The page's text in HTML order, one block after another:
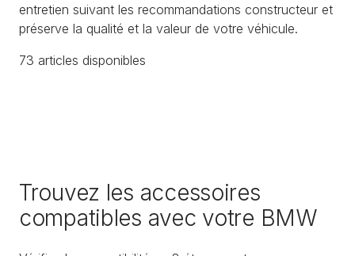
entretien suivant les recommandations constructeur et
préserve la qualité et la valeur de votre véhicule.
73 articles disponibles
Trouvez les accessoires
compatibles avec votre BMW